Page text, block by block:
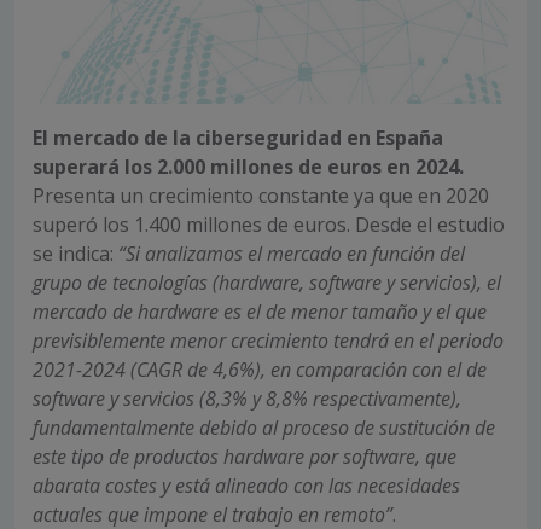
El mercado de la ciberseguridad en España
superará los 2.000 millones de euros en 2024.
Presenta un crecimiento constante ya que en 2020
superó los 1.400 millones de euros. Desde el estudio
se indica: “Si analizamos el mercado en función del
grupo de tecnologías (hardware, software y servicios), el
mercado de hardware es el de menor tamaño y el que
previsiblemente menor crecimiento tendrá en el periodo
2021-2024 (CAGR de 4,6%), en comparación con el de
software y servicios (8,3% y 8,8% respectivamente),
fundamentalmente debido al proceso de sustitución de
este tipo de productos hardware por software, que
abarata costes y está alineado con las necesidades
actuales que impone el trabajo en remoto”.